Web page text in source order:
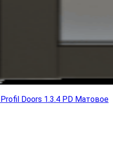
Doors 1.3.4 PD Матовое